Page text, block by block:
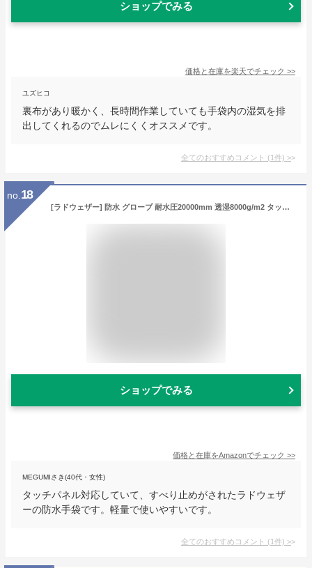
ショップでみる
価格と在庫を楽天でチェック >>
ユズヒコ
裏布があり暖かく、長時間作業していても手袋内の湿気を排
出してくれるのでムレにくくオススメです。
全てのおすすめコメント (1件) >
no. 18
[ラドウェザー] 防水 グローブ 耐水圧20000mm 透湿8000g/m2 タッチパネル対応 滑り止め アウトドア 軽量 自転車 登山 ゴルフ バイク メンズ 手袋 (ブラック, L)
ショップでみる
価格と在庫をAmazonでチェック >>
MEGUMIさき(40代・女性)
タッチパネル対応していて、すべり止めがされたラドウェザ
ーの防水手袋です。軽量で使いやすいです。
全てのおすすめコメント (1件) >